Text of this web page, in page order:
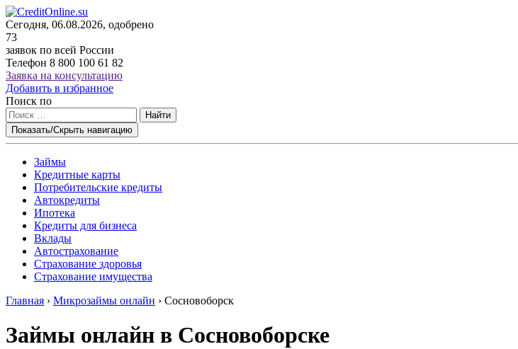
Сегодня, 06.08.2026, одобрено
73
заявок по всей России
Телефон 8 800 100 61 82
Заявка на консультацию
Добавить в избранное
Поиск по
Найти
Показать/Скрыть навигацию
Займы
Кредитные карты
Потребительские кредиты
Автокредиты
Ипотека
Кредиты для бизнеса
Вклады
Автострахование
Страхование здоровья
Страхование имущества
Главная › Микрозаймы онлайн › Сосновоборск
Займы онлайн в Сосновоборске